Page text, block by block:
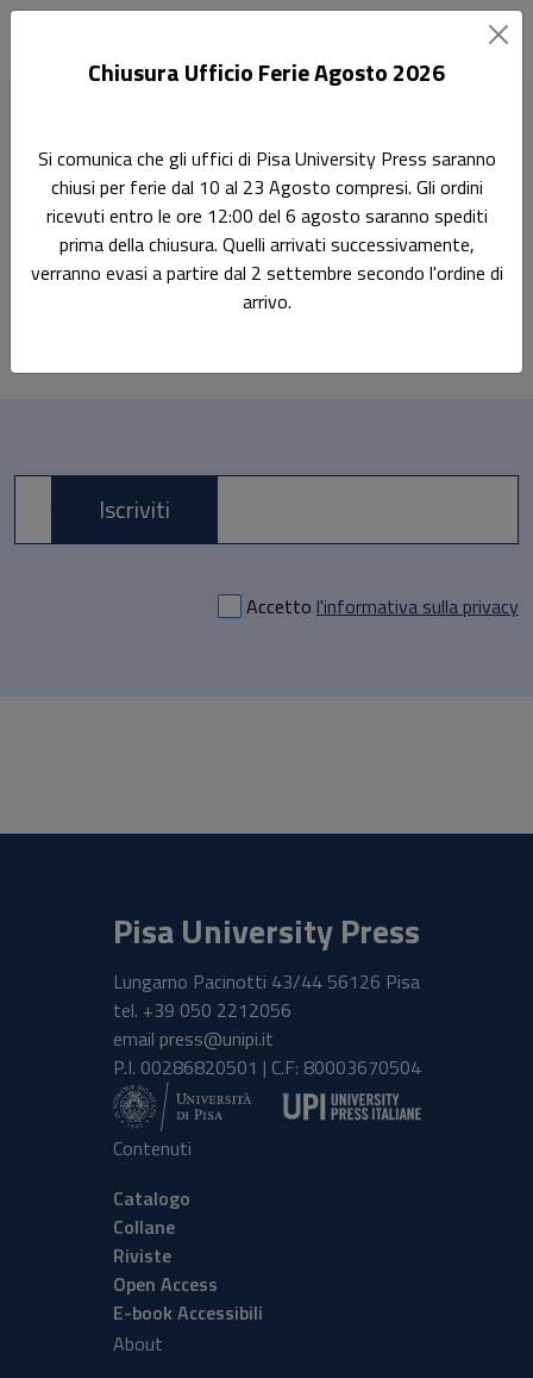
Terza MissioneChimica
Al momento non ci sono prodotti
E-mail *
Accetto l'informativa sulla privacy
Iscriviti
Pisa University Press
Lungarno Pacinotti 43/44 56126 Pisa
tel. +39 050 2212056
email press@unipi.it
P.I. 00286820501 | C.F: 80003670504
Contenuti
Catalogo
Collane
Riviste
Open Access
E-book Accessibili
About
Chiusura Ufficio Ferie Agosto 2026
Si comunica che gli uffici di Pisa University Press saranno
chiusi per ferie dal 10 al 23 Agosto compresi. Gli ordini
ricevuti entro le ore 12:00 del 6 agosto saranno spediti
prima della chiusura. Quelli arrivati successivamente,
verranno evasi a partire dal 2 settembre secondo l'ordine di
arrivo.